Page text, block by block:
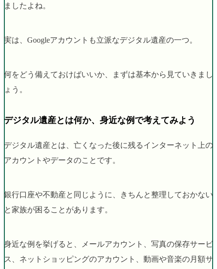
ましたよね。
実は、Googleアカウントも立派なデジタル遺産の一つ。
何をどう備えておけばいいか、まずは基本から見ていきまし
ょう。
デジタル遺産とは何か、身近な例で考えてみよう
デジタル遺産とは、亡くなった後に残るインターネット上の
アカウントやデータのことです。
銀行口座や不動産と同じように、きちんと整理しておかない
と家族が困ることがあります。
身近な例を挙げると、メールアカウント、写真の保存サービ
ス、ネットショッピングのアカウント、動画や音楽の月額サ